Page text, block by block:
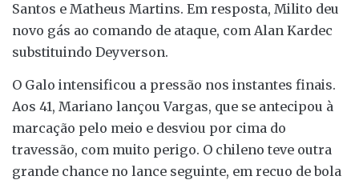
Santos e Matheus Martins. Em resposta, Milito deu
novo gás ao comando de ataque, com Alan Kardec
substituindo Deyverson.
O Galo intensificou a pressão nos instantes finais.
Aos 41, Mariano lançou Vargas, que se antecipou à
marcação pelo meio e desviou por cima do
travessão, com muito perigo. O chileno teve outra
grande chance no lance seguinte, em recuo de bola